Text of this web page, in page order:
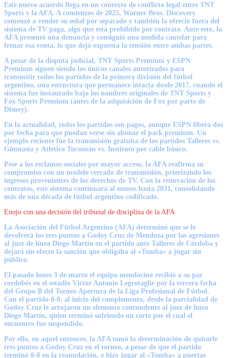
Este nuevo acuerdo llega en un contexto de conflicto legal entre TNT
Sports y la AFA. A comienzos de 2025, Warner Bros. Discovery
comenzó a vender su señal por separado y también la ofreció fuera del
sistema de TV paga, algo que está prohibido por contrato. Ante esto, la
AFA presentó una denuncia y consiguió una medida cautelar para
frenar esa venta, lo que dejó expuesta la tensión entre ambas partes.
A pesar de la disputa judicial, TNT Sports Premium y ESPN
Premium siguen siendo los únicos canales autorizados para
transmitir todos los partidos de la primera división del fútbol
argentino, una estructura que permanece intacta desde 2017, cuando el
sistema fue instaurado bajo los nombres originales de TNT Sports y
Fox Sports Premium (antes de la adquisición de Fox por parte de
Disney).
En la actualidad, todos los partidos son pagos, aunque ESPN libera dos
por fecha para que puedan verse sin abonar el pack premium. Un
ejemplo reciente fue la transmisión gratuita de los partidos Talleres vs.
Gimnasia y Atlético Tucumán vs. Instituto por cable básico.
Pese a los reclamos sociales por mayor acceso, la AFA reafirma su
compromiso con un modelo cerrado de transmisión, priorizando los
ingresos provenientes de los derechos de TV. Con la renovación de los
contratos, este sistema continuará al menos hasta 2031 , consolidando
más de una década de fútbol argentino codificado.
Enojo con una decisión del tribunal de disciplina de la AFA
La Asociación del Fútbol Argentino (AFA) determinó que se le
devolverá los tres puntos a Godoy Cruz de Mendoza por las agresiones
al juez de línea Diego Martín en el partido ante Talleres de Córdoba y
dejará sin efecto la sanción que obligaba al «Tomba» a jugar sin
público.
El pasado lunes 3 de marzo el equipo mendocino recibió a su par
cordobés en el estadio Víctor Antonio Legrotaglie por la tercera fecha
del Grupo B del Torneo Apertura de la Liga Profesional de Fútbol.
Con el partido 0-0, al inicio del complemento, desde la parcialidad de
Godoy Cruz le arrojaron un elemento contundente al juez de línea
Diego Martín, quien terminó sufriendo un corte por el cual el
encuentro fue suspendido.
Por ello, en aquel entonces, la AFA tomó la determinación de quitarle
tres puntos a Godoy Cruz en el torneo, a pesar de que el partido
terminó 0-0 en la reanudación, e hizo jugar al «Tomba» a puertas